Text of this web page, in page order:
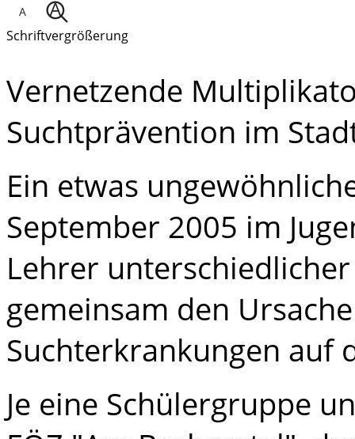
Vernetzende
Suchtprävention im
Ein etwas
September 2005 im
Lehrer
gemeinsam den
Suchterkrankungen auf
Je eine Schülergruppe
Schriftvergrößerung